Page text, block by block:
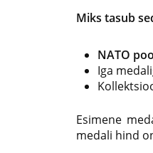
Miks tasub
NATO
Iga
Esimene
medali hind